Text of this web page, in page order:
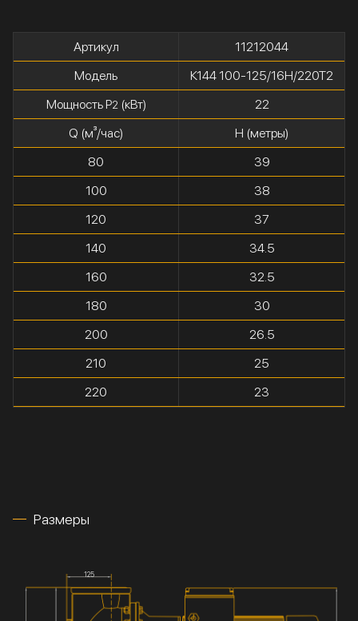
Артикул
11212044
Модель
К144 100-125/16Н/220Т2
Мощность P2 (кВт)
22
Q (м³/час)
H (метры)
80
39
100
38
120
37
140
34.5
160
32.5
180
30
200
26.5
210
25
220
23
Размеры
125